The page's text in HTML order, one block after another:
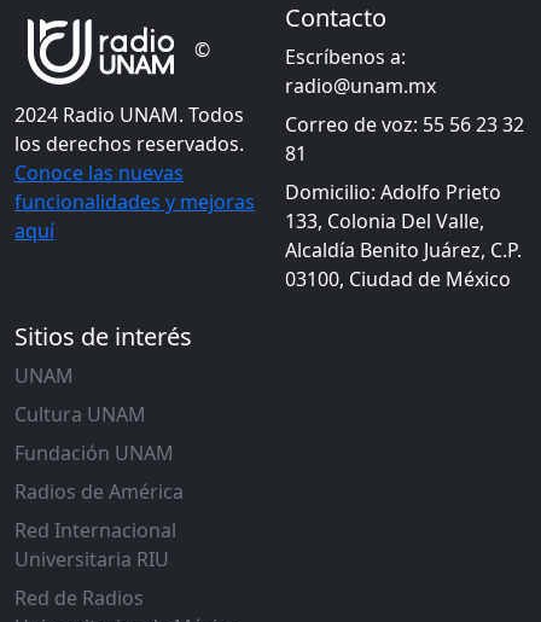
©
2024 Radio UNAM. Todos
los derechos reservados.
Conoce las nuevas
funcionalidades y mejoras
aquí
Contacto
Escríbenos a:
radio@unam.mx
Correo de voz: 55 56 23 32
81
Domicilio: Adolfo Prieto
133, Colonia Del Valle,
Alcaldía Benito Juárez, C.P.
03100, Ciudad de México
Sitios de interés
UNAM
Cultura UNAM
Fundación UNAM
Radios de América
Red Internacional
Universitaria RIU
Red de Radios